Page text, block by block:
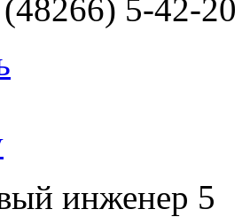
(48266) 5-42-20
инженер 5